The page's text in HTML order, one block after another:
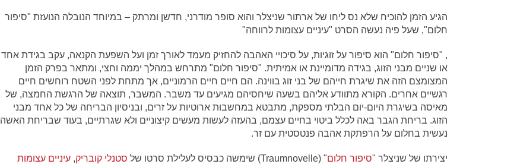
הגיע הזמן להוכיח שלא נס ליחו של ארתור שניצלר והוא סופר מודרני, חדשן ומרתק – במיוחד הנובלה הנועזת "סיפור
חלום", שעל פיה נעשה הסרט "עיניים עצומות לרווחה"
, "סיפור חלום" הוא סיפור על זוגיות, על סיכויי האהבה להחזיק מעמד לאורך זמן ועל השפעת הקנאה, עקב בגידת אחד
או שניים מבני הזוג, בגידה מדומיינת או אמיתית. "סיפור חלום" מתרחש במהלך יממה וחצי, ומתאר בפרק הזמן
המצומצם הזה את שיגרת חייהם של בני זוג בווינה. הם חיים חיים הרמוניים, אך מתחת לפני השטח רוחשים חיים
רגשיים אחרים. הקורא מתוודע אליהם בשעה שיחסיהם מגיעים עד משבר. המשבר, תוצאה של הרגשת החמצה, של
מאיסה בשיגרת היום-יום הבלתי מספקת, מתבטא במחשבות ארוטיות על זרים, ובניסיון הבריחה של כל אחד מבני
הזוג. בריחת הגבר באה לכלל ביטוי בחיים עצמם, בהעזה לעשות מעשים קיצוניים ולא שגרתיים, בעוד שבריחת האשה
נעשית בחלום על הרפתקת אהבה פנטסטית עם זר.
יצירתו של שניצלר "סיפור חלום" (Traumnovelle) שימשה כבסיס לעלילת סרטו של סטנלי קובריק, עיניים עצומות